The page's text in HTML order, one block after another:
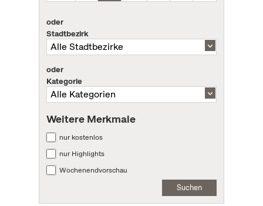
oder
Stadtbezirk
oder
Kategorie
Weitere Merkmale
nur kostenlos
nur Highlights
Wochenendvorschau
Suchen